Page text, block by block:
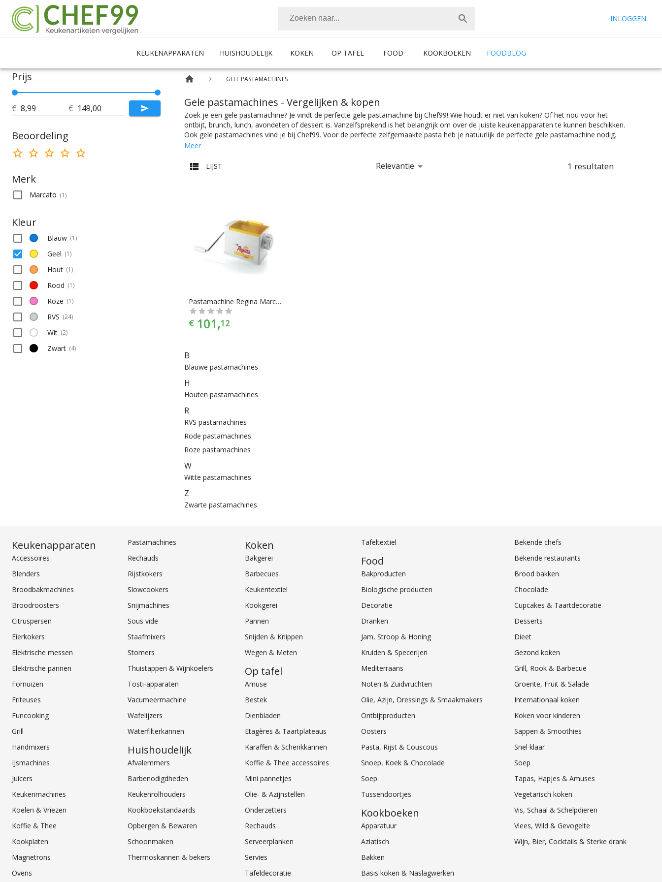
INLOGGEN
KEUKENAPPARATEN HUISHOUDELIJK KOKEN OP TAFEL FOOD KOOKBOEKEN FOODBLOG
Prijs
€ €
Beoordeling
Merk
Marcato (1)
Kleur
Blauw (1)
Geel (1)
Hout (1)
Rood (1)
Roze (1)
RVS (24)
Wit (2)
Zwart (4)
GELE PASTAMACHINES
Gele pastamachines - Vergelijken & kopen
Zoek je een gele pastamachine? Je vindt de perfecte gele pastamachine bij Chef99! Wie houdt er niet van koken? Of het nou voor het
ontbijt, brunch, lunch, avondeten of dessert is. Vanzelfsprekend is het belangrijk om over de juiste keukenapparaten te kunnen beschikken.
Ook gele pastamachines vind je bij Chef99. Voor de perfecte zelfgemaakte pasta heb je natuurlijk de perfecte gele pastamachine nodig.
Kies makkelijk het product met de juiste specificaties. Of je nou een pastamachine zoekt waar je spaghetti of tagliatelle mee maakt, of
dient de chef”. Pastamachines zijn er te vinden in alle prijscategorieën, voor ieder is er wel wat wils. En met ook nog eens de juiste
Meer
LIJST Relevantie 1 resultaten
Pastamachine Regina Marcato
€ 101,12
B
Blauwe pastamachines
H
Houten pastamachines
R
RVS pastamachines
Rode pastamachines
Roze pastamachines
W
Witte pastamachines
Z
Zwarte pastamachines
Keukenapparaten
Accessoires
Blenders
Broodbakmachines
Broodroosters
Citruspersen
Eierkokers
Elektrische messen
Elektrische pannen
Fornuizen
Friteuses
Funcooking
Grill
Handmixers
IJsmachines
Juicers
Keukenmachines
Koelen & Vriezen
Koffie & Thee
Kookplaten
Magnetrons
Ovens
Pastamachines
Rechauds
Rijstkokers
Slowcookers
Snijmachines
Sous vide
Staafmixers
Stomers
Thuistappen & Wijnkoelers
Tosti-apparaten
Vacumeermachine
Wafelijzers
Waterfilterkannen
Huishoudelijk
Afvalemmers
Barbenodigdheden
Keukenrolhouders
Kookboekstandaards
Opbergen & Bewaren
Schoonmaken
Thermoskannen & bekers
Koken
Bakgerei
Barbecues
Keukentextiel
Kookgerei
Pannen
Snijden & Knippen
Wegen & Meten
Op tafel
Amuse
Bestek
Dienbladen
Etagères & Taartplateaus
Karaffen & Schenkkannen
Koffie & Thee accessoires
Mini pannetjes
Olie- & Azijnstellen
Onderzetters
Rechauds
Serveerplanken
Servies
Tafeldecoratie
Tafeltextiel
Food
Bakproducten
Biologische producten
Decoratie
Dranken
Jam, Stroop & Honing
Kruiden & Specerijen
Mediterraans
Noten & Zuidvruchten
Olie, Azijn, Dressings & Smaakmakers
Ontbijtproducten
Oosters
Pasta, Rijst & Couscous
Snoep, Koek & Chocolade
Soep
Tussendoortjes
Kookboeken
Apparatuur
Aziatisch
Bakken
Basis koken & Naslagwerken
Bekende chefs
Bekende restaurants
Brood bakken
Chocolade
Cupcakes & Taartdecoratie
Desserts
Dieet
Gezond koken
Grill, Rook & Barbecue
Groente, Fruit & Salade
Internationaal koken
Koken voor kinderen
Sappen & Smoothies
Snel klaar
Soep
Tapas, Hapjes & Amuses
Vegetarisch koken
Vis, Schaal & Schelpdieren
Vlees, Wild & Gevogelte
Wijn, Bier, Cocktails & Sterke drank